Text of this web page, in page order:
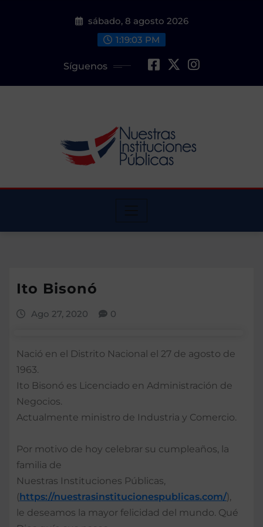
sábado, 8 agosto 2026
1:19:03 PM
Síguenos
Ito Bisonó
Ago 27, 2020 0
Nació en el Distrito Nacional el 27 de agosto de
1963.
Ito Bisonó es Licenciado en Administración de
Negocios.
Actualmente ministro de Industria y Comercio.
Por motivo de hoy celebrar su cumpleaños, la
familia de
Nuestras Instituciones Públicas,
(https://nuestrasinstitucionespublicas.com/),
le deseamos la mayor felicidad del mundo. Qué